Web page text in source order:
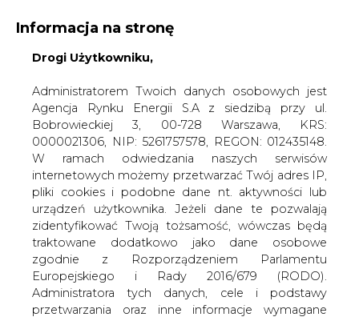
KONTAKT:
WYDAWCA PORTALU:
WYSOKI KONTRAST WIELKOŚĆ TEKSTU A A
ZALOGUJ SIĘ
Informacja na stronę
Drogi Użytkowniku,
Administratorem Twoich danych osobowych jest
Agencja Rynku Energii S.A z siedzibą przy ul.
Bobrowieckiej 3, 00-728 Warszawa, KRS:
0000021306, NIP: 5261757578, REGON: 012435148.
W ramach odwiedzania naszych serwisów
internetowych możemy przetwarzać Twój adres IP,
pliki cookies i podobne dane nt. aktywności lub
urządzeń użytkownika. Jeżeli dane te pozwalają
zidentyfikować Twoją tożsamość, wówczas będą
traktowane dodatkowo jako dane osobowe
zgodnie z Rozporządzeniem Parlamentu
Europejskiego i Rady 2016/679 (RODO).
Administratora tych danych, cele i podstawy
przetwarzania oraz inne informacje wymagane